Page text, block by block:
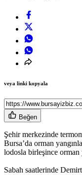
veya linki kopyala
Beğen
Şehir merkezinde
Bursa’da orman
lodosla birleşince orman
Sabah saatlerinde